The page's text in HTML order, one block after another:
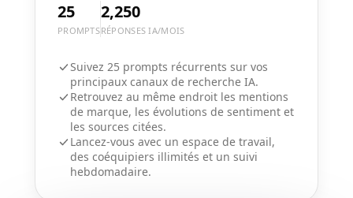
25
PROMPTS
2,250
RÉPONSES IA/MOIS
Suivez 25 prompts récurrents sur vos
principaux canaux de recherche IA.
Retrouvez au même endroit les mentions
de marque, les évolutions de sentiment et
les sources citées.
Lancez-vous avec un espace de travail,
des coéquipiers illimités et un suivi
hebdomadaire.